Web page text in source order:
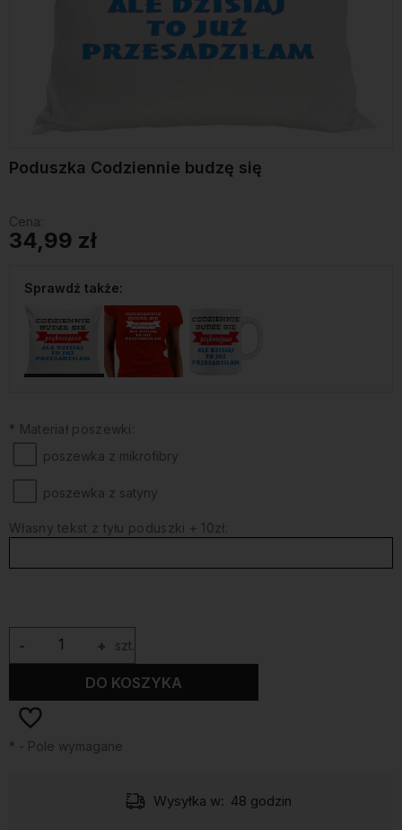
Poduszka Codziennie budzę się
Cena:
34,99 zł
Sprawdź także:
* Materiał poszewki:
poszewka z mikrofibry
poszewka z satyny
Własny tekst z tyłu poduszki + 10zł:
+
- szt.
DO KOSZYKA
* - Pole wymagane
Wysyłka w: 48 godzin